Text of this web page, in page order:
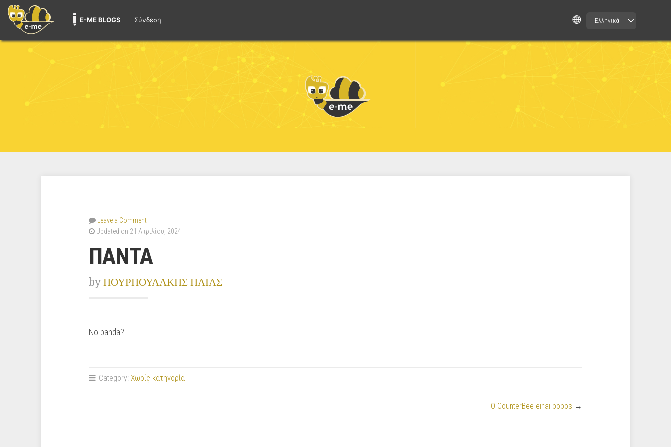
Ελληνικά
E-ME BLOGS Σύνδεση
Leave a Comment
Updated on 21 Απριλίου, 2024
ΠΑΝΤΑ
by ΠΟΥΡΠΟΥΛΑΚΗΣ ΗΛΙΑΣ
No panda?
Category: Χωρίς κατηγορία
O CounterBee einai bobos →